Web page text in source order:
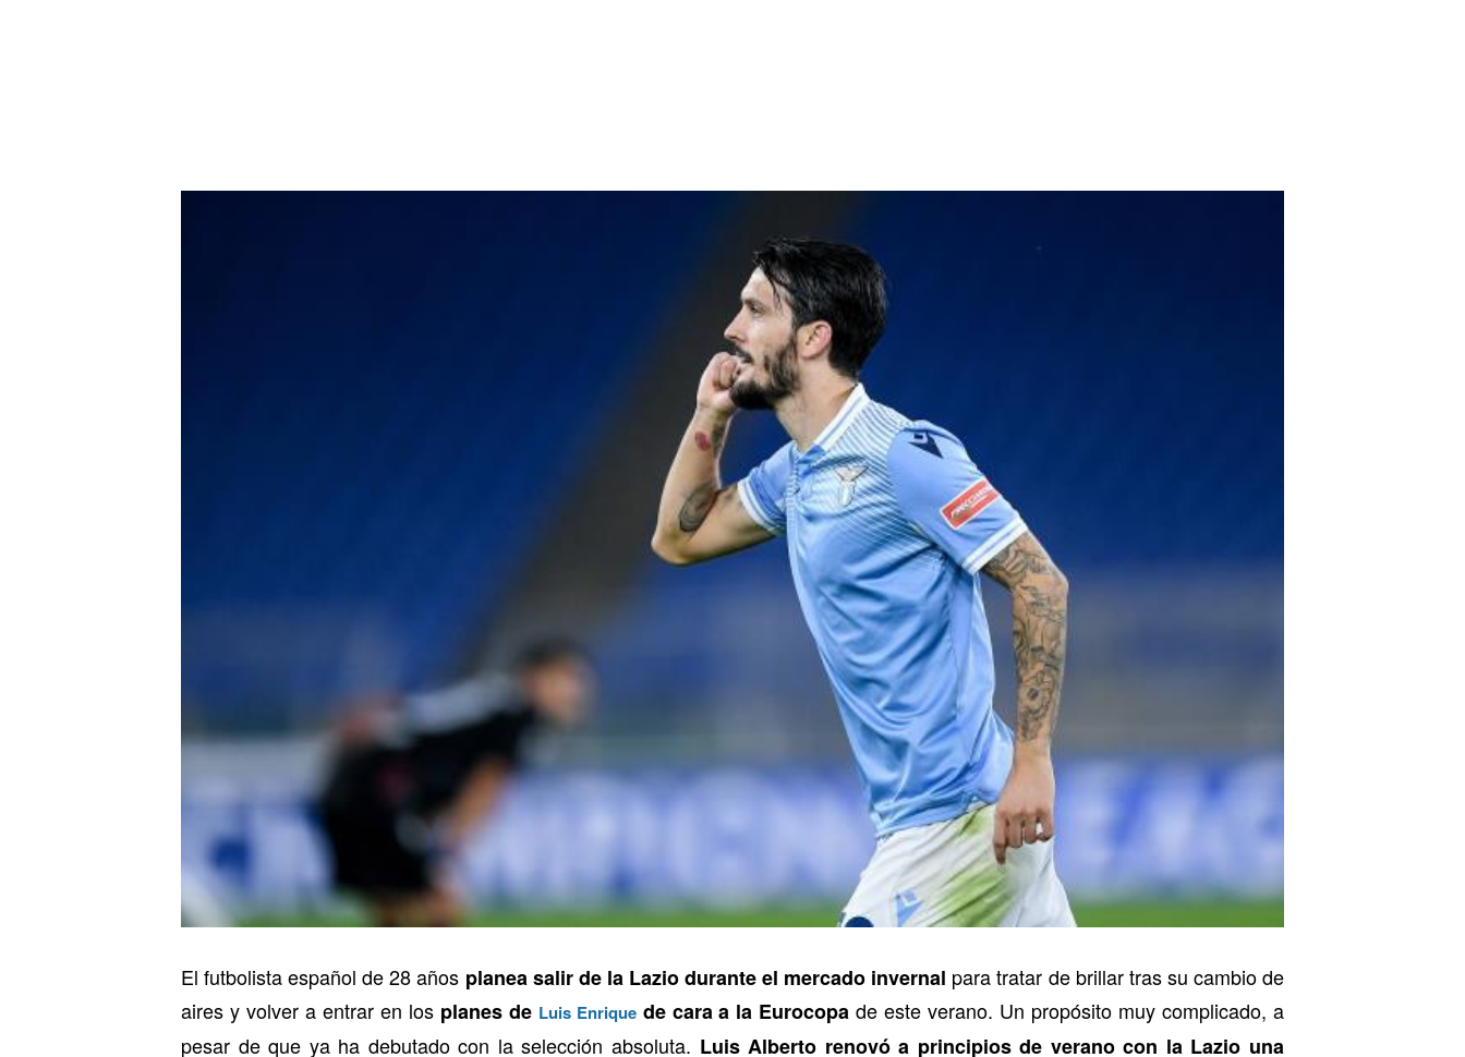
El futbolista español de 28 años planea salir de la Lazio durante el mercado invernal para tratar de brillar tras su cambio de
aires y volver a entrar en los planes de Luis Enriquede cara a la Eurocopa de este verano. Un propósito muy complicado, a
pesar de que ya ha debutado con la selección absoluta. Luis Alberto renovó a principios de verano con la Lazio una